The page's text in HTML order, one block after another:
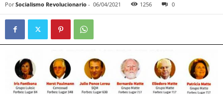
Por Socialismo Revolucionario - 06/04/2021 1256 0